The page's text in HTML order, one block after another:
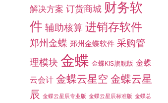
解决方案 订货商城 财务软
件 辅助核算 进销存软件
郑州金蝶 郑州金蝶软件 采购管
理模块 金蝶 金蝶KIS旗舰版 金蝶
云会计 金蝶云星空 金蝶云星
辰 金蝶云星辰专业版 金蝶云星辰标准版 金蝶总